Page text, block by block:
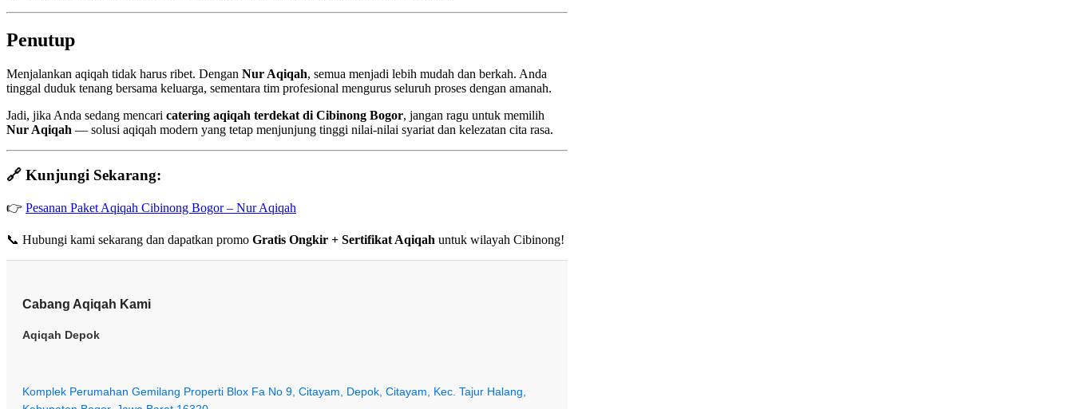
Penutup
Menjalankan aqiqah tidak harus ribet. Dengan Nur Aqiqah, semua menjadi lebih mudah dan berkah. Anda
tinggal duduk tenang bersama keluarga, sementara tim profesional mengurus seluruh proses dengan amanah.
Jadi, jika Anda sedang mencari catering aqiqah terdekat di Cibinong Bogor, jangan ragu untuk memilih
Nur Aqiqah — solusi aqiqah modern yang tetap menjunjung tinggi nilai-nilai syariat dan kelezatan cita rasa.
🔗 Kunjungi Sekarang:
👉 Pesanan Paket Aqiqah Cibinong Bogor – Nur Aqiqah
📞 Hubungi kami sekarang dan dapatkan promo Gratis Ongkir + Sertifikat Aqiqah untuk wilayah Cibinong!
Cabang Aqiqah Kami
Aqiqah Depok
Komplek Perumahan Gemilang Properti Blox Fa No 9, Citayam, Depok, Citayam, Kec. Tajur Halang,